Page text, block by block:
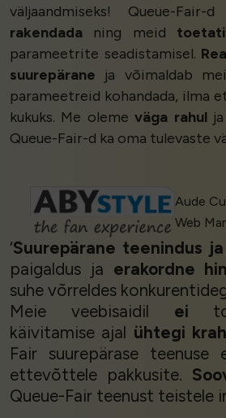
väljaandmiseks! Queue-
rakendada ning meid toetati
parameetrite seadistamisel.
suurepärane ja võimaldab
parameetreid kohandada, ilma
kukuks. Me olemeväga rahulja
Queue-Fair-d ka oma tulevaste
Aude
Web
‘Suurepärane teenindus
paigaldus ja erakordne
suhe võrreldes
Meie veebisaidil ei
käivitamise ajal ühtegi
Fair suurepärase teenuse
ettevõttele pakkusite.
Queue-Fair teenust teistele